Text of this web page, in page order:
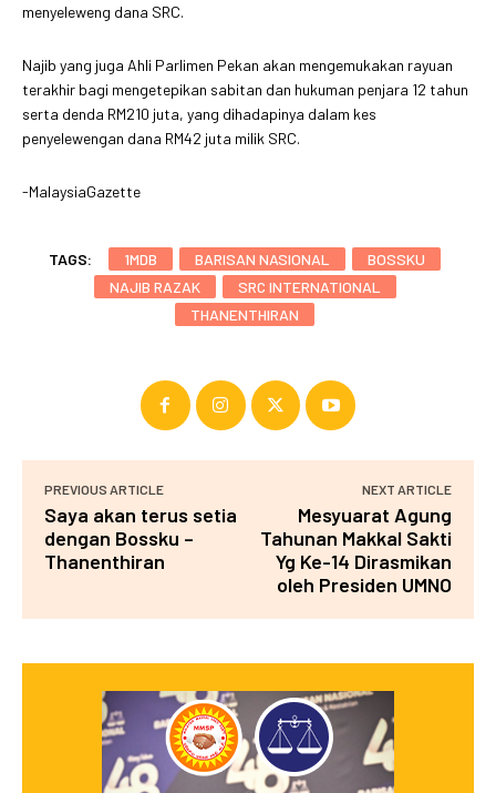
menyeleweng dana SRC.
Najib yang juga Ahli Parlimen Pekan akan mengemukakan rayuan
terakhir bagi mengetepikan sabitan dan hukuman penjara 12 tahun
serta denda RM210 juta, yang dihadapinya dalam kes
penyelewengan dana RM42 juta milik SRC.
-MalaysiaGazette
TAGS: 1MDB BARISAN NASIONAL
BOSSKU
NAJIB RAZAK
SRC INTERNATIONAL
THANENTHIRAN
PREVIOUS ARTICLE
Saya akan terus setia
dengan Bossku –
Thanenthiran
NEXT ARTICLE
Mesyuarat Agung
Tahunan Makkal Sakti
Yg Ke-14 Dirasmikan
oleh Presiden UMNO